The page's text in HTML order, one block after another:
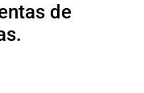
de